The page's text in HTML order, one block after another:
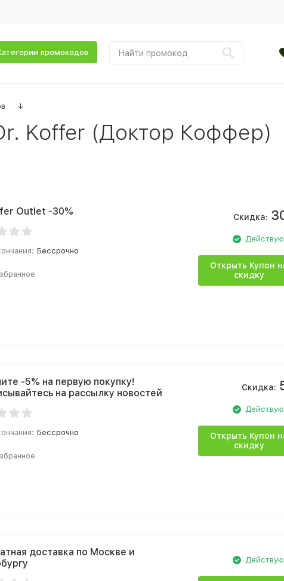
промокодов
↓
Koffer (Доктор Коффер)
Outlet -30%
Бессрочно
Скидка:
Открыть Купон
скидку
-5% на первую покупку!
на рассылку новостей
Бессрочно
Скидка:
Открыть Купон
скидку
доставка по Москве и